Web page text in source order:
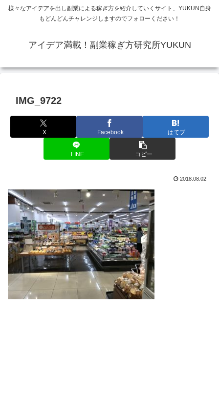
様々なアイデアを出し副業による稼ぎ方を紹介していくサイト、YUKUN自身
もどんどんチャレンジしますのでフォローください！
アイデア満載！副業稼ぎ方研究所YUKUN
IMG_9722
X Facebook はてブ
LINE コピー
2018.08.02